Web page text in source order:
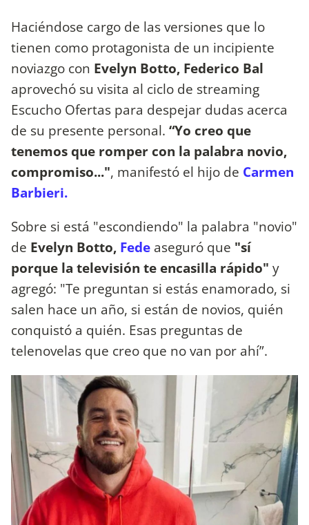
Haciéndose cargo de las versiones que lo
tienen como protagonista de un incipiente
noviazgo con Evelyn Botto, Federico Bal
aprovechó su visita al ciclo de streaming
Escucho Ofertas para despejar dudas acerca
de su presente personal. “Yo creo que
tenemos que romper con la palabra novio,
compromiso...", manifestó el hijo de Carmen
Barbieri.
Sobre si está "escondiendo" la palabra "novio"
de Evelyn Botto, Fede aseguró que "sí
porque la televisión te encasilla rápido" y
agregó: "Te preguntan si estás enamorado, si
salen hace un año, si están de novios, quién
conquistó a quién. Esas preguntas de
telenovelas que creo que no van por ahí”.